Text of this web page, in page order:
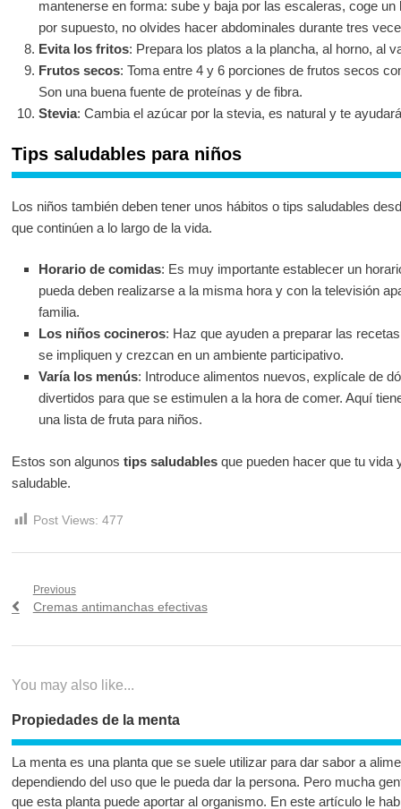
mantenerse en forma: sube y baja por las escaleras, coge
por supuesto, no olvides hacer abdominales durante tres
Evita los fritos: Prepara los platos a la plancha, al horno, al
Frutos secos: Toma entre 4 y 6 porciones de frutos secos
Son una buena fuente de proteínas y de fibra.
Stevia: Cambia el azúcar por la stevia, es natural y te
Tips saludables para niños
Los niños también deben tener unos hábitos o tips saludables
que continúen a lo largo de la vida.
Horario de comidas: Es muy importante establecer un
pueda deben realizarse a la misma hora y con la televisión
familia.
Los niños cocineros: Haz que ayuden a preparar las
se impliquen y crezcan en un ambiente participativo.
Varía los menús: Introduce alimentos nuevos, explícale de
divertidos para que se estimulen a la hora de comer. Aquí
una lista de fruta para niños.
Estos son algunos tips saludablesque pueden hacer que tu vida
saludable.
Post Views: 477
Navegación
Previous
Previous
Cremas antimanchas efectivas
You may also like...
Propiedades de la menta
La menta es una planta que se suele utilizar para dar sabor a
dependiendo del uso que le pueda dar la persona. Pero mucha
que esta planta puede aportar al organismo. En este artículo le